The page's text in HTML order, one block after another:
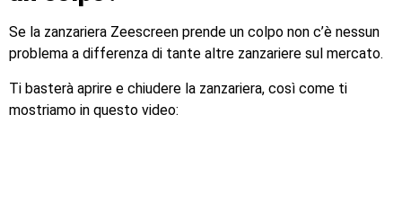
Se la zanzariera Zeescreen prende un colpo non c’è nessun
problema a differenza di tante altre zanzariere sul mercato.
Ti basterà aprire e chiudere la zanzariera, così come ti
mostriamo in questo video: